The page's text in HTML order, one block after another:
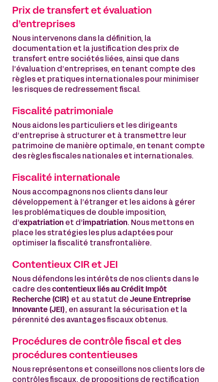
Prix de transfert et évaluation
d’entreprises
Nous intervenons dans la définition, la
documentation et la justification des prix de
transfert entre sociétés liées, ainsi que dans
l’évaluation d’entreprises, en tenant compte des
règles et pratiques internationales pour minimiser
les risques de redressement fiscal.
Fiscalité patrimoniale
Nous aidons les particuliers et les dirigeants
d’entreprise à structurer et à transmettre leur
patrimoine de manière optimale, en tenant compte
des règles fiscales nationales et internationales.
Fiscalité internationale
Nous accompagnons nos clients dans leur
développement à l’étranger et les aidons à gérer
les problématiques de double imposition,
d’expatriation et d’ impatriation. Nous mettons en
place les stratégies les plus adaptées pour
optimiser la fiscalité transfrontalière.
Contentieux CIR et JEI
Nous défendons les intérêts de nos clients dans le
cadre des contentieux liés au Crédit Impôt
Recherche (CIR) et au statut de Jeune Entreprise
Innovante (JEI) , en assurant la sécurisation et la
pérennité des avantages fiscaux obtenus.
Procédures de contrôle fiscal et des
procédures contentieuses
Nous représentons et conseillons nos clients lors de
contrôles fiscaux, de propositions de rectification